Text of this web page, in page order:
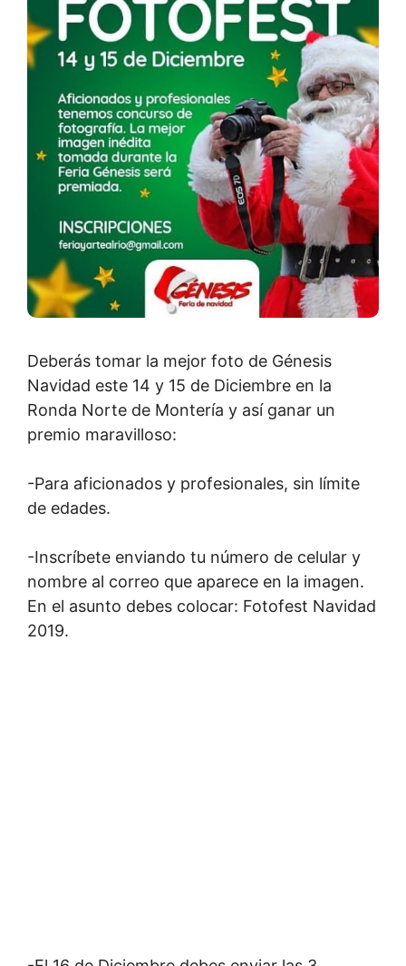
Deberás tomar la mejor foto de Génesis
Navidad este 14 y 15 de Diciembre en la
Ronda Norte de Montería y así ganar un
premio maravilloso:
-Para aficionados y profesionales, sin límite
de edades.
-Inscríbete enviando tu número de celular y
nombre al correo que aparece en la imagen.
En el asunto debes colocar: Fotofest Navidad
2019.